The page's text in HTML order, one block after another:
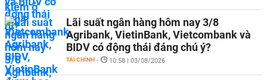
Lãi suất ngân hàng hôm nay 3/8
Agribank, VietinBank, Vietcombank và
BIDV có động thái đáng chú ý?
TÀI CHÍNH - 10:58 | 03/08/2026